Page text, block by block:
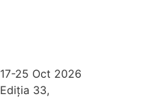
17-25 Oct 2026
Ediția 33,